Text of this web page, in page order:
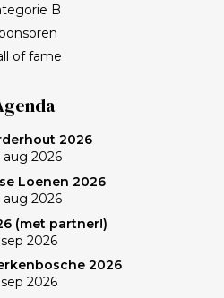
B
of fame
2026
aug 2026
Loenen 2026
aug 2026
(met partner!)
2026
2026
2026